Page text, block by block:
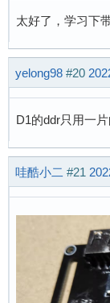
太好了，学习下
yelong98 #20
D1的ddr只用一
哇酷小二 #21